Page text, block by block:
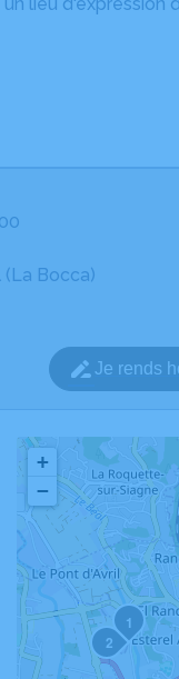
(La Bocca)
Je rends
1
2
+
−